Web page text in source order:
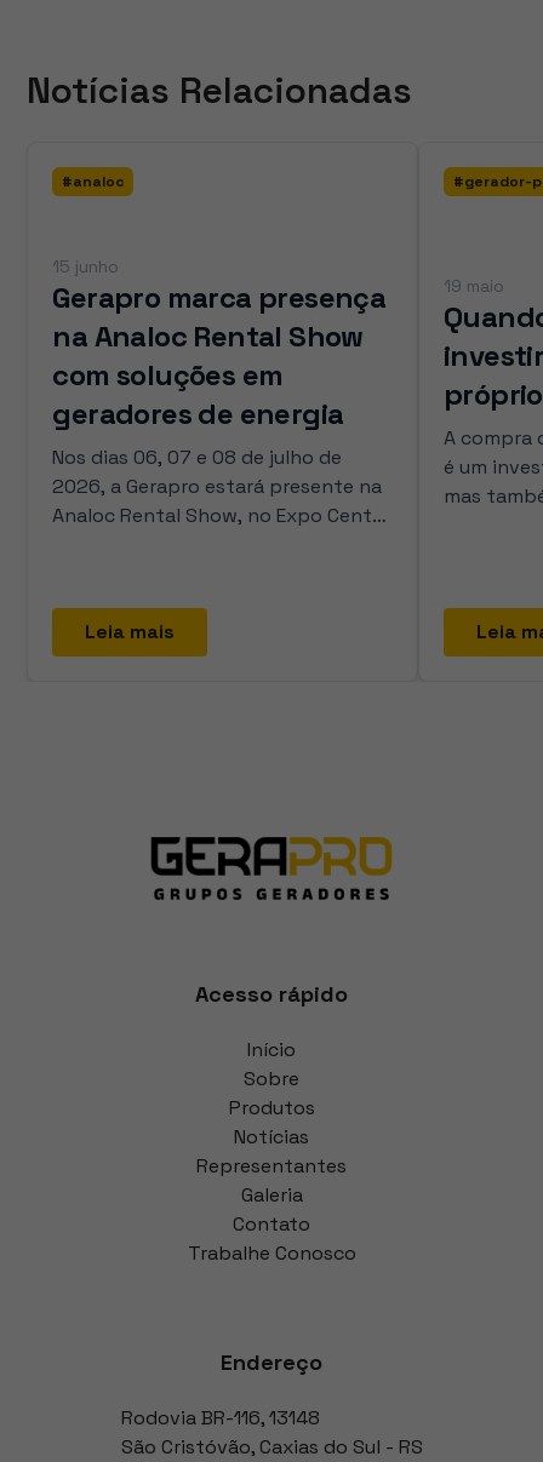
Notícias Relacionadas
#analoc
15 junho
Gerapro marca presença
na Analoc Rental Show
com soluções em
geradores de energia
Nos dias 06, 07 e 08 de julho de
2026, a Gerapro estará presente na
Analoc Rental Show, no Expo Center
para o mercado de locação de
equipamentos no Brasil e reúne
empresas, fornecedores,
Leia mais
#gerador-
19 maio
A compra
é um
mas
Leia
Acesso rápido
Início
Sobre
Produtos
Notícias
Representantes
Galeria
Contato
Trabalhe Conosco
Endereço
Rodovia BR-116,13148
São Cristóvão, Caxias do Sul - RS